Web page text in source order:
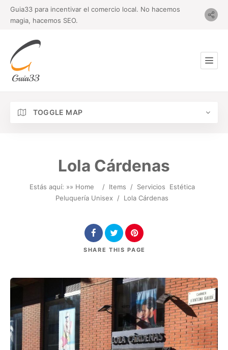
Guia33 para incentivar el comercio local. No hacemos
magia, hacemos SEO.
TOGGLE MAP
Lola Cárdenas
Estás aquí: »» Home / Items / Servicios
Estética
Peluquería Unisex
/ Lola Cárdenas
SHARE THIS PAGE